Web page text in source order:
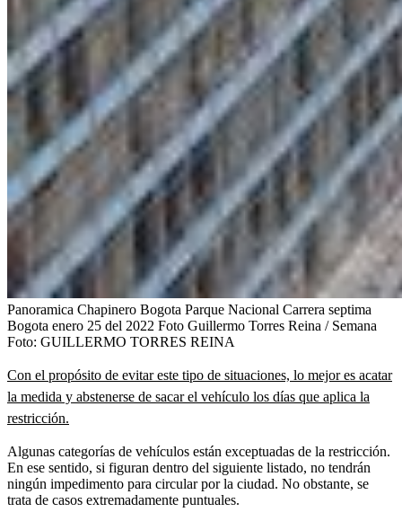
Panoramica Chapinero Bogota Parque Nacional Carrera septima
Bogota enero 25 del 2022 Foto Guillermo Torres Reina / Semana
Foto: GUILLERMO TORRES REINA
Con el propósito de evitar este tipo de situaciones, lo mejor es acatar
la medida y abstenerse de sacar el vehículo los días que aplica la
restricción.
Algunas categorías de vehículos están exceptuadas de la restricción.
En ese sentido, si figuran dentro del siguiente listado, no tendrán
ningún impedimento para circular por la ciudad. No obstante, se
trata de casos extremadamente puntuales.